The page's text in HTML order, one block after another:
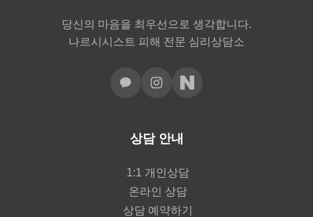
당신의 마음을 최우선으로 생각합니다.
나르시시스트 피해 전문 심리상담소
상담 안내
1:1 개인상담
온라인 상담
상담 예약하기